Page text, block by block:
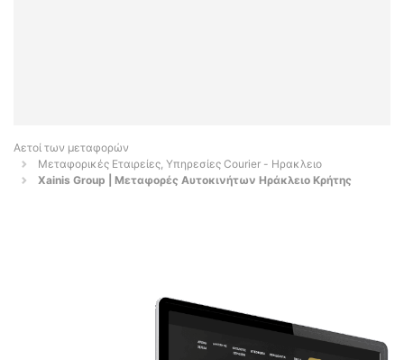
Αετοί των μεταφορών
Μεταφορικές Εταιρείες, Υπηρεσίες Courier - Ηρακλειο
Xainis Group | Μεταφορές Αυτοκινήτων Ηράκλειο Κρήτης